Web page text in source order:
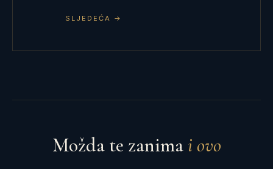
SLJEDEĆA →
Možda te zanima i ovo